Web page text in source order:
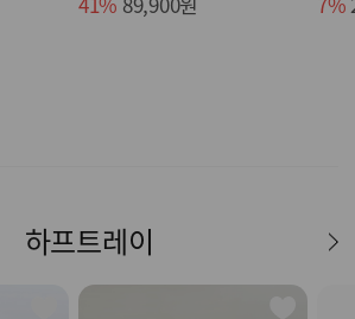
하프트레이